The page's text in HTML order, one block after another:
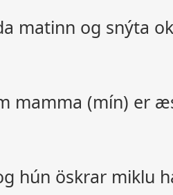
matinn og snýta
mamma (mín) er
hún öskrar miklu